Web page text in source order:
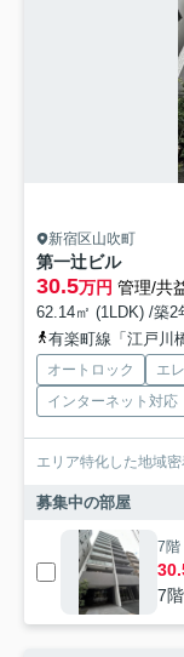
新宿区山吹町
第一辻ビル
30.5万円 管理/共
62.14㎡ (1LDK) /築2
有楽町線「江戸川
オートロック エ
インターネット対応
エリア特化した地域
募集中の部屋
7階
7